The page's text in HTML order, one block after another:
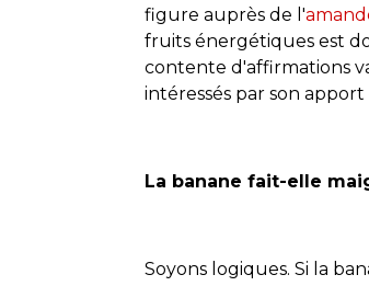
figure auprès de l'
fruits énergétiques est
contente d'affirmations
intéressés par son
La banane fait-elle
Soyons logiques. Si la